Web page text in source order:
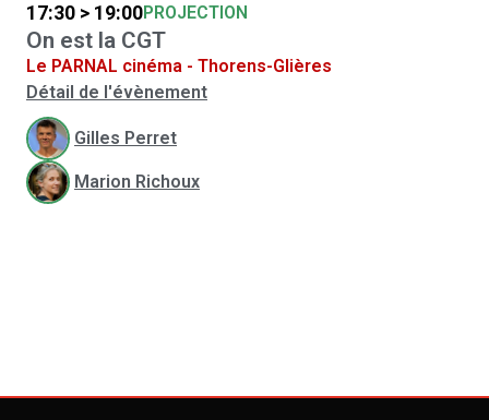
17:30 > 19:00PROJECTION
On est la CGT
Le PARNAL cinéma - Thorens-Glières
Détail de l'évènement
Gilles Perret
Marion Richoux